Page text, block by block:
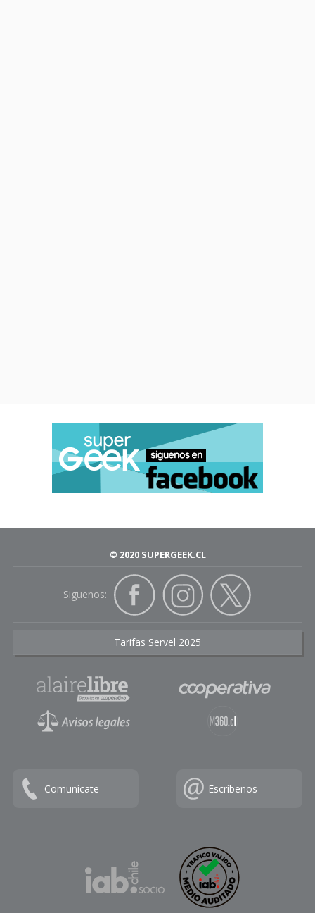
© 2020 SUPERGEEK.CL
Siguenos:
Tarifas Servel 2025
Comunícate Escríbenos